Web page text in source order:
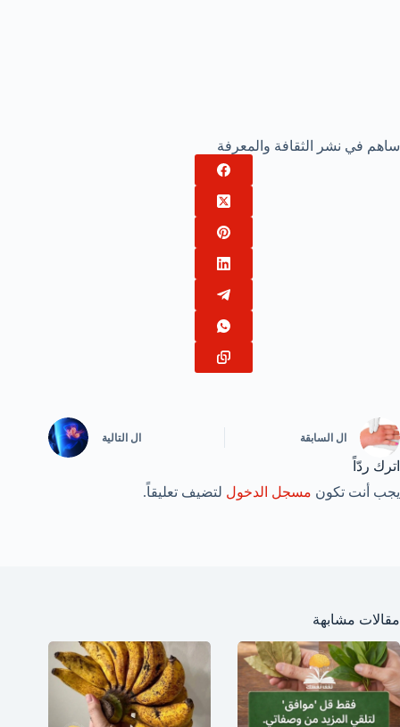
ساهم في نشر الثقافة والمعرفة
ال السابقة ال التالية
اترك ردّاً
يجب أنت تكون مسجل الدخول لتضيف تعليقاً.
مقالات مشابهة